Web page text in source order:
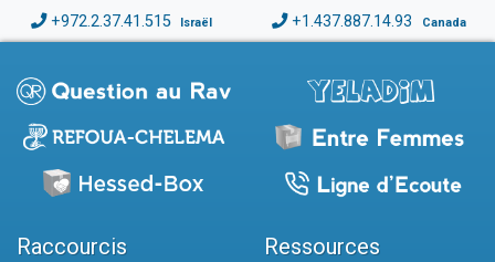
+972.2.37.41.515 Israël +1.437.887.14.93 Canada
Raccourcis Ressources